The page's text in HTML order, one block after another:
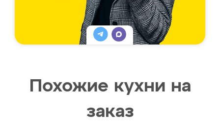
Похожие кухни на
заказ